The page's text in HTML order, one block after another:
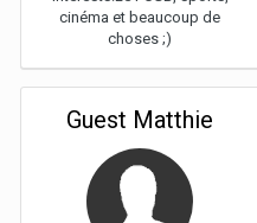
cinéma et beaucoup de
choses ;)
Guest Matthie